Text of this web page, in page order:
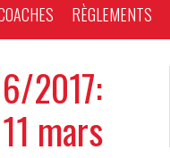
RÈGLEMENTS
2017:
mars